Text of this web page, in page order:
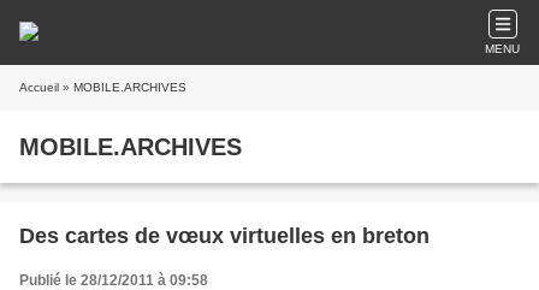
MENU
Accueil » MOBILE.ARCHIVES
MOBILE.ARCHIVES
Des cartes de vœux virtuelles en breton
Publié le 28/12/2011 à 09:58